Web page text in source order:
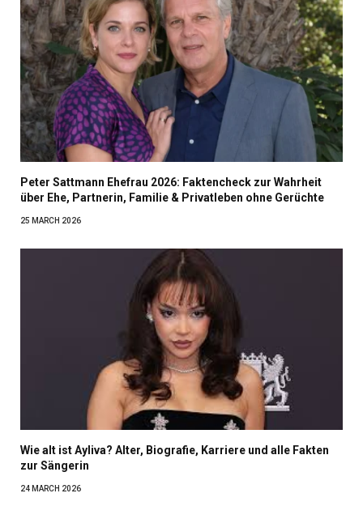
Peter Sattmann Ehefrau 2026: Faktencheck zur Wahrheit
über Ehe, Partnerin, Familie & Privatleben ohne Gerüchte
25 MARCH 2026
Wie alt ist Ayliva? Alter, Biografie, Karriere und alle Fakten
zur Sängerin
24 MARCH 2026